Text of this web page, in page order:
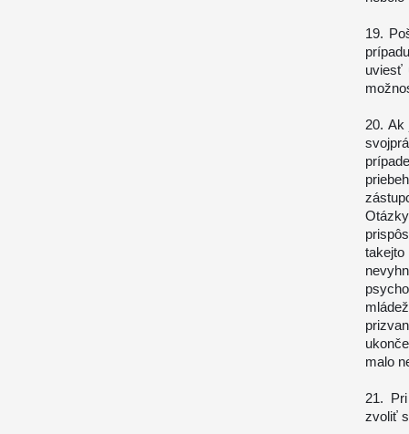
19.
uviesť
20. Ak
malo
21.
zvoliť